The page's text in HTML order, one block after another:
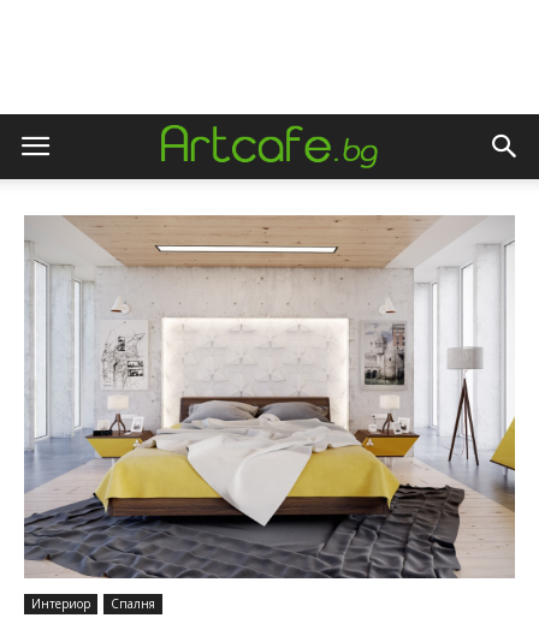
Интериор Спалня